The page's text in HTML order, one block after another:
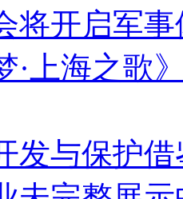
将开启军
·上海之歌
发与保护